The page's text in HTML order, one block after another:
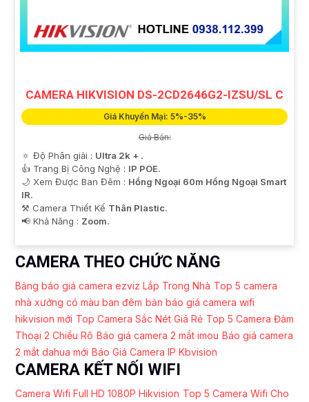
CAMERA HIKVISION DS-2CD2646G2-IZSU/SL C
Giá Khuyến Mại: 5%-35%
Giá Bán:
🔅 Độ Phân giải : Ultra 2k + .
👍 Trang Bị Công Nghệ : IP POE.
🌙 Xem Được Ban Đêm : Hồng Ngoại 60m Hồng Ngoại Smart
IR.
⚒ Camera Thiết Kế Thân Plastic.
️📢 Khả Năng : Zoom.
CAMERA THEO CHỨC NĂNG
Bảng báo giá camera ezviz Lắp Trong Nhà Top 5 camera
nhà xưởng có màu ban đêm bản báo giá camera wifi
hikvision mới Top Camera Sắc Nét Giá Rẻ Top 5 Camera Đàm
Thoại 2 Chiều Rõ Báo giá camera 2 mắt imou Báo giá camera
2 mắt dahua mới Báo Giá Camera IP Kbvision
CAMERA KẾT NỐI WIFI
Camera Wifi Full HD 1080P Hikvision Top 5 Camera Wifi Cho